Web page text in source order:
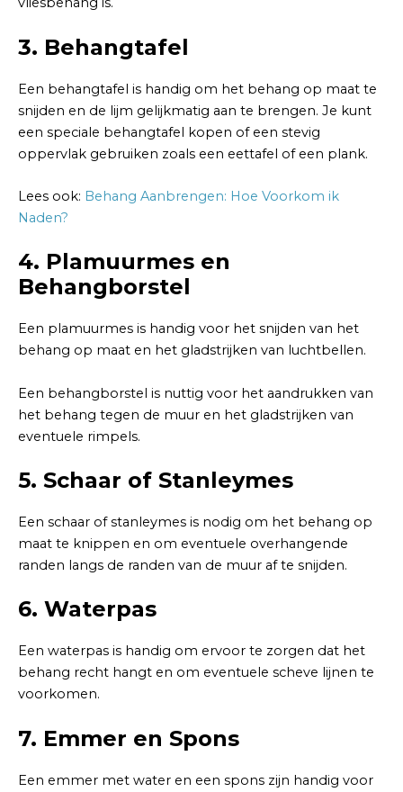
3. Behangtafel
Een behangtafel is handig om het behang op maat te
snijden en de lijm gelijkmatig aan te brengen. Je kunt
een speciale behangtafel kopen of een stevig
oppervlak gebruiken zoals een eettafel of een plank.
Lees ook: Behang Aanbrengen: Hoe Voorkom ik
Naden?
4. Plamuurmes en
Behangborstel
Een plamuurmes is handig voor het snijden van het
behang op maat en het gladstrijken van luchtbellen.
Een behangborstel is nuttig voor het aandrukken van
het behang tegen de muur en het gladstrijken van
eventuele rimpels.
5. Schaar of Stanleymes
Een schaar of stanleymes is nodig om het behang op
maat te knippen en om eventuele overhangende
randen langs de randen van de muur af te snijden.
6. Waterpas
Een waterpas is handig om ervoor te zorgen dat het
behang recht hangt en om eventuele scheve lijnen te
voorkomen.
7. Emmer en Spons
Een emmer met water en een spons zijn handig voor